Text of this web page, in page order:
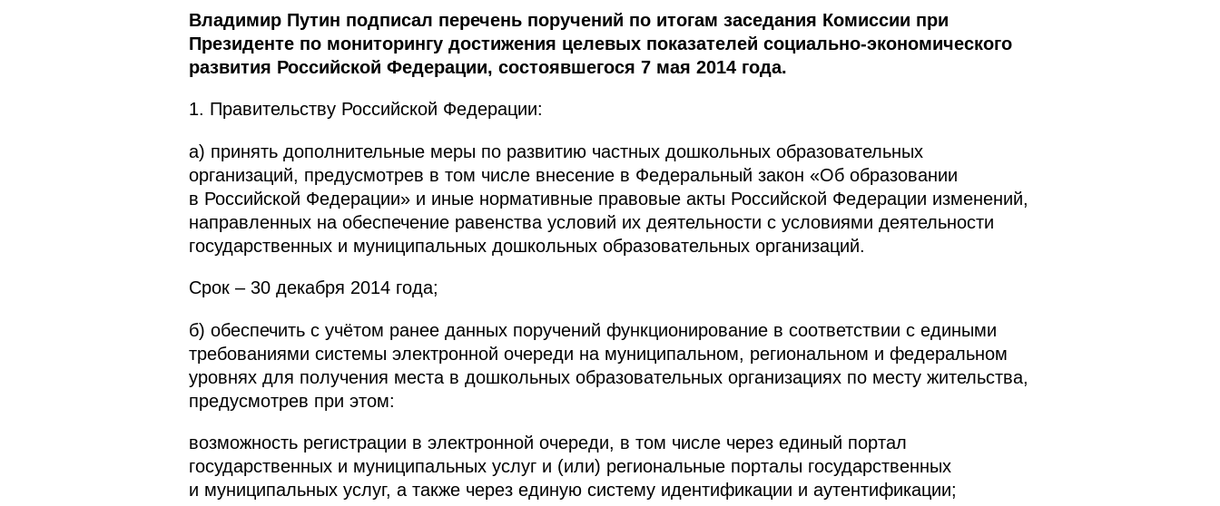
Владимир Путин подписал перечень поручений по итогам заседания Комиссии при
Президенте по мониторингу достижения целевых показателей социально-экономического
развития Российской Федерации, состоявшегося 7 мая 2014 года.
1. Правительству Российской Федерации:
а) принять дополнительные меры по развитию частных дошкольных образовательных
организаций, предусмотрев в том числе внесение в Федеральный закон «Об образовании
в Российской Федерации» и иные нормативные правовые акты Российской Федерации изменений,
направленных на обеспечение равенства условий их деятельности с условиями деятельности
государственных и муниципальных дошкольных образовательных организаций.
Срок – 30 декабря 2014 года;
б) обеспечить с учётом ранее данных поручений функционирование в соответствии с едиными
требованиями системы электронной очереди на муниципальном, региональном и федеральном
уровнях для получения места в дошкольных образовательных организациях по месту жительства,
предусмотрев при этом:
возможность регистрации в электронной очереди, в том числе через единый портал
государственных и муниципальных услуг и (или) региональные порталы государственных
и муниципальных услуг, а также через единую систему идентификации и аутентификации;